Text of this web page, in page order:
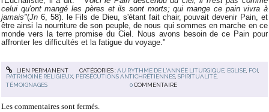
celui qu'ont mangé les pères et ils sont morts; qui mange ce pain vivra à
jamais"(Jn 6, 58). le Fils de Dieu, s'étant fait chair, pouvait devenir Pain, et
être ainsi la nourriture de son peuple, de nous qui sommes en marche en ce
monde vers la terre promise du Ciel. Nous avons besoin de ce Pain pour
affronter les difficultés et la fatigue du voyage."
LIEN PERMANENT CATÉGORIES :AU RYTHME DE L'ANNÉE LITURGIQUE, EGLISE, FOI
PATRIMOINE RELIGIEUX PERSÉCUTIONS ANTICHRÉTIENNES ,SPIRITUALITÉ
TÉMOIGNAGES
0 COMMENTAIRE
Les commentaires sont fermés.